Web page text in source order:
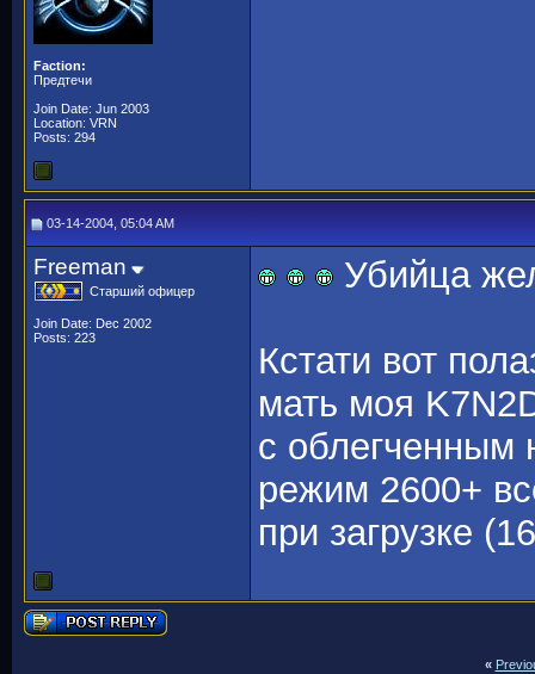
Faction:
Предтечи
Join Date: Jun 2003
Location: VRN
Posts: 294
03-14-2004, 05:04 AM
Freeman
Старший офицер
Join Date: Dec 2002
Posts: 223
Убийца
Кстати вот
мать моя
с
режим 2600+
при загрузке
«